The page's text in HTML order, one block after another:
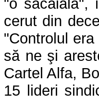
"o sâcâială",
cerut din
"Controlul
să ne şi
Cartel Alfa,
15 lideri